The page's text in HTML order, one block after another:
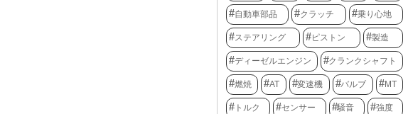
自動車部品 クラッチ 乗り心地
ステアリング ピストン 製造
ディーゼルエンジン クランクシャフト
燃焼 AT 変速機 バルブ MT
トルク センサー 騒音 強度